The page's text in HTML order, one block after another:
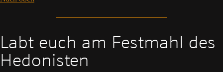
Labt euch am Festmahl des
Hedonisten